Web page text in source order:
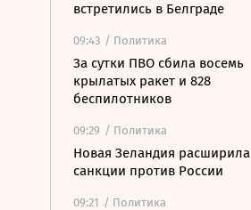
встретились в Белграде
09:43 / Политика
За сутки ПВО сбила восемь
крылатых ракет и 828
беспилотников
09:29 / Политика
Новая Зеландия расширила
санкции против России
09:21 / Политика